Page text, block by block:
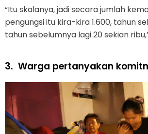
“Itu skalanya, jadi secara jumlah
pengungsi itu kira-kira 1.600, tahun
tahun sebelumnya lagi 20 sekian
3. Warga pertanyakan